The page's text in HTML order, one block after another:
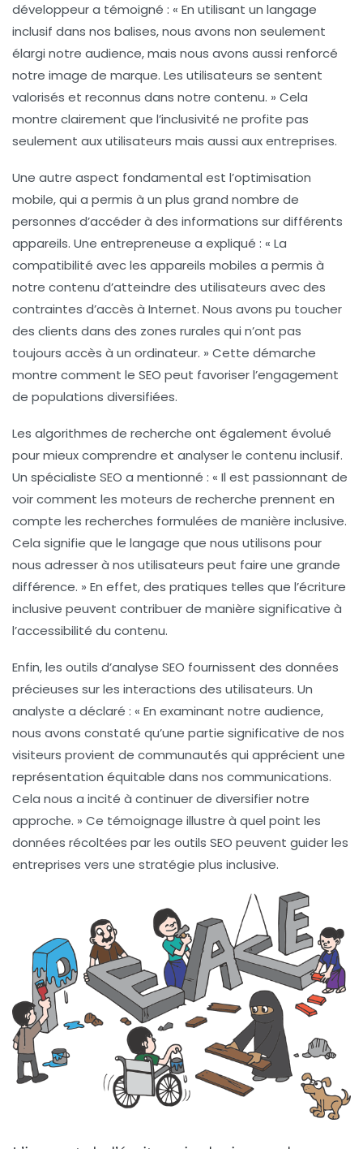
développeur a témoigné : « En utilisant un langage
inclusif dans nos balises, nous avons non seulement
élargi notre audience, mais nous avons aussi renforcé
notre image de marque. Les utilisateurs se sentent
valorisés et reconnus dans notre contenu. » Cela
montre clairement que l’inclusivité ne profite pas
seulement aux utilisateurs mais aussi aux entreprises.
Une autre aspect fondamental est l’optimisation
mobile, qui a permis à un plus grand nombre de
personnes d’accéder à des informations sur différents
appareils. Une entrepreneuse a expliqué : « La
compatibilité avec les appareils mobiles a permis à
notre contenu d’atteindre des utilisateurs avec des
contraintes d’accès à Internet. Nous avons pu toucher
des clients dans des zones rurales qui n’ont pas
toujours accès à un ordinateur. » Cette démarche
montre comment le SEO peut favoriser l’engagement
de populations diversifiées.
Les algorithmes de recherche ont également évolué
pour mieux comprendre et analyser le contenu inclusif.
Un spécialiste SEO a mentionné : « Il est passionnant de
voir comment les moteurs de recherche prennent en
compte les recherches formulées de manière inclusive.
Cela signifie que le langage que nous utilisons pour
nous adresser à nos utilisateurs peut faire une grande
différence. » En effet, des pratiques telles que l’écriture
inclusive peuvent contribuer de manière significative à
l’accessibilité du contenu.
Enfin, les outils d’analyse SEO fournissent des données
précieuses sur les interactions des utilisateurs. Un
analyste a déclaré : « En examinant notre audience,
nous avons constaté qu’une partie significative de nos
visiteurs provient de communautés qui apprécient une
représentation équitable dans nos communications.
Cela nous a incité à continuer de diversifier notre
approche. » Ce témoignage illustre à quel point les
données récoltées par les outils SEO peuvent guider les
entreprises vers une stratégie plus inclusive.